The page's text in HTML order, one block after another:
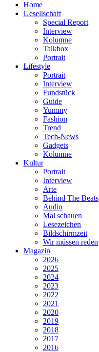
Home
Gesellschaft
Special Report
Interview
Kolumne
Talkbox
Portrait
Lifestyle
Portrait
Interview
Fundstück
Guide
Yummy
Fashion
Trend
Tech-News
Gadgets
Kolumne
Kultur
Portrait
Interview
Arte
Behind The Beats
Audio
Mal schauen
Lesezeichen
Bildschirmzeit
Wir müssen reden
Magazin
2026
2025
2024
2023
2022
2021
2020
2019
2018
2017
2016